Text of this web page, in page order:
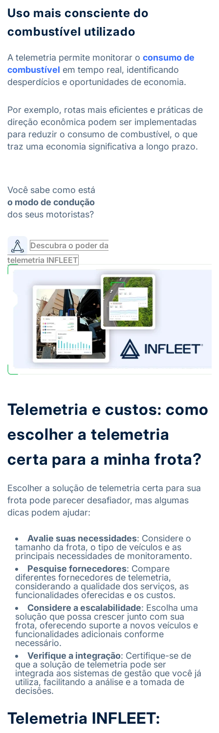
Uso mais consciente do
combustível utilizado
A telemetria permite monitorar o consumo de
combustível em tempo real, identificando
desperdícios e oportunidades de economia.
Por exemplo, rotas mais eficientes e práticas de
direção econômica podem ser implementadas
para reduzir o consumo de combustível, o que
traz uma economia significativa a longo prazo.
Você sabe como está
o modo de condução
dos seus motoristas?
Descubra o poder da
telemetria INFLEET
Telemetria e custos: como
escolher a telemetria
certa para a minha frota?
Escolher a solução de telemetria certa para sua
frota pode parecer desafiador, mas algumas
dicas podem ajudar:
Avalie suas necessidades: Considere o
tamanho da frota, o tipo de veículos e as
principais necessidades de monitoramento.
Pesquise fornecedores: Compare
diferentes fornecedores de telemetria,
considerando a qualidade dos serviços, as
funcionalidades oferecidas e os custos.
Considere a escalabilidade: Escolha uma
solução que possa crescer junto com sua
frota, oferecendo suporte a novos veículos e
funcionalidades adicionais conforme
necessário.
Verifique a integração: Certifique-se de
que a solução de telemetria pode ser
integrada aos sistemas de gestão que você já
utiliza, facilitando a análise e a tomada de
decisões.
Telemetria INFLEET: